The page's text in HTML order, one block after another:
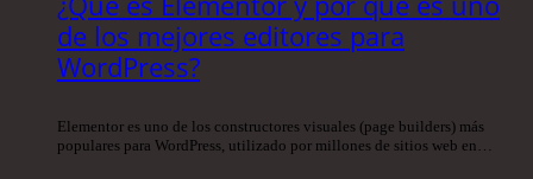
de los mejores editores para
WordPress?
Elementor es uno de los constructores visuales (page builders) más
populares para WordPress, utilizado por millones de sitios web en…